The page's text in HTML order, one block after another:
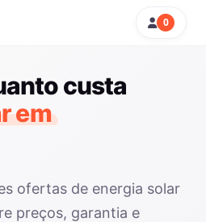
0
custa
em
ofertas de energia solar
preços, garantia e